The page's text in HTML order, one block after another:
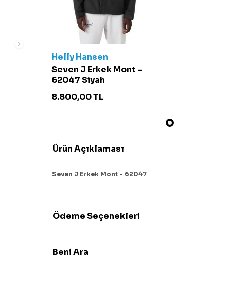
Helly Hansen
Seven J Erkek Mont -
62047 Siyah
8.800,00TL
Ürün Açıklaması
Seven J Erkek Mont - 62047
Ödeme Seçenekleri
Beni Ara